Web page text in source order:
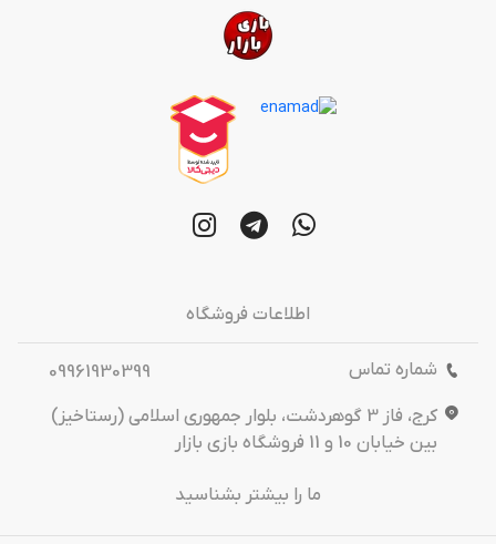
اطلاعات فروشگاه
شماره تماس
09961930399
کرج، فاز 3 گوهردشت، بلوار جمهوری اسلامی (رستاخیز)
بین خیابان 10 و 11 فروشگاه بازی بازار
ما را بیشتر بشناسید